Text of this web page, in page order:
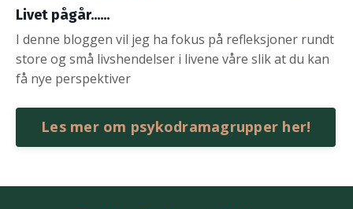
Livet pågår......
I denne bloggen vil jeg ha fokus på refleksjoner rundt
store og små livshendelser i livene våre slik at du kan
få nye perspektiver
Les mer om psykodramagrupper her!